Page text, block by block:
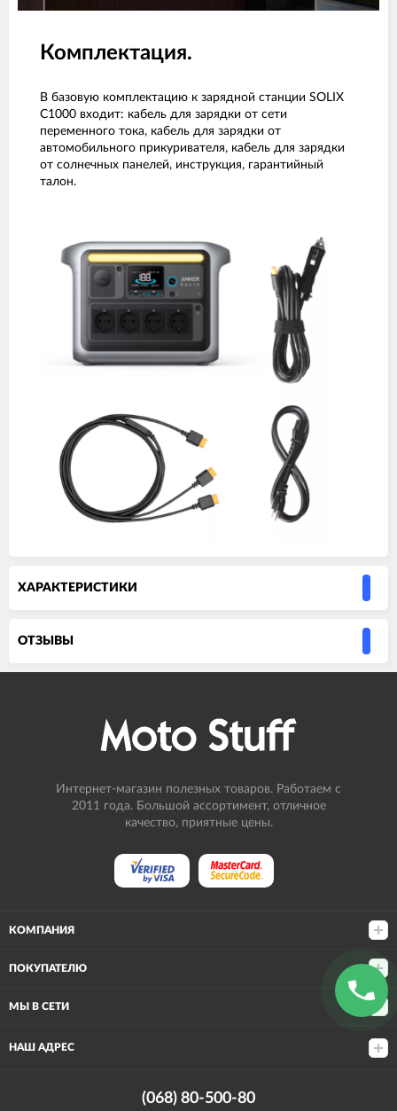
Комплектация.
В базовую комплектацию к зарядной станции SOLIX
C1000 входит: кабель для зарядки от сети
переменного тока, кабель для зарядки от
автомобильного прикуривателя, кабель для зарядки
от солнечных панелей, инструкция, гарантийный
талон.
ХАРАКТЕРИСТИКИ
ОТЗЫВЫ
Интернет-магазин полезных товаров. Работаем с
2011 года. Большой ассортимент, отличное
качество, приятные цены.
КОМПАНИЯ
ПОКУПАТЕЛЮ
МЫ В СЕТИ
НАШ АДРЕС
(068) 80-500-80